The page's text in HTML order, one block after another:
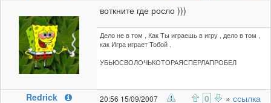
воткните где росло )))
Дело не в том , Как Ты играешь в игру , дело в том ,
как Игра играет Тобой .
УБЬЮСВОЛОЧЬКОТОРАЯСПЕРЛАПРОБЕЛ
Redrick 20:56 15/09/2007 0 » ссылка